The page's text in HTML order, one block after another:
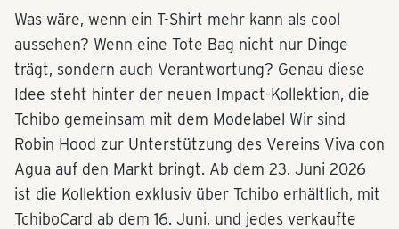
Was wäre, wenn ein T-Shirt mehr kann als cool
aussehen? Wenn eine Tote Bag nicht nur Dinge
trägt, sondern auch Verantwortung? Genau diese
Idee steht hinter der neuen Impact-Kollektion, die
Tchibo gemeinsam mit dem Modelabel Wir sind
Robin Hood zur Unterstützung des Vereins Viva con
Agua auf den Markt bringt. Ab dem 23. Juni 2026
ist die Kollektion exklusiv über Tchibo erhältlich, mit
TchiboCard ab dem 16. Juni, und jedes verkaufte